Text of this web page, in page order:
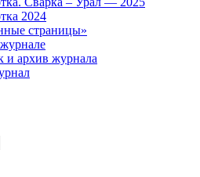
2024
страницы»
архив журнала